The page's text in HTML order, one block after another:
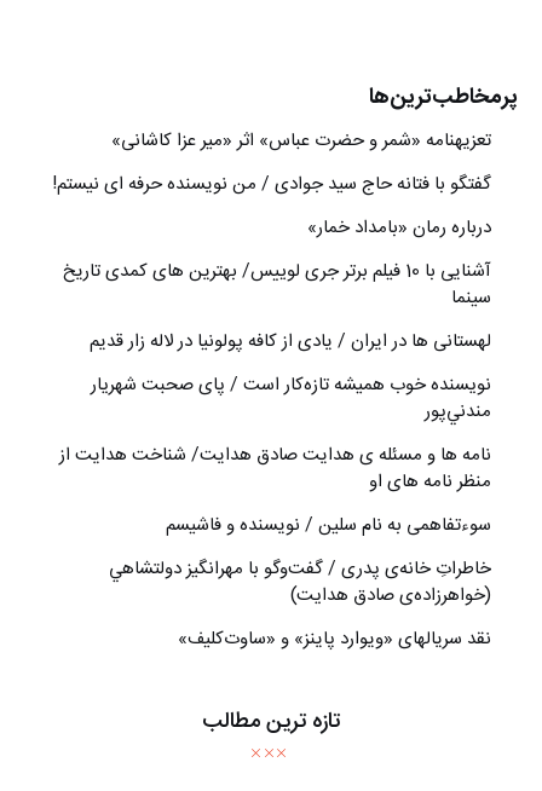
پرمخاطب‌ترین‌ها
تعزیه‎نامه‏ «شمر و حضرت عباس» اثر «میر عزا کاشانی»
گفتگو با فتانه حاج سید جوادی / من نویسنده حرفه ای نیستم!
درباره رمان «بامداد خمار»
آشنایی با 10 فیلم برتر جری لوییس/ بهترین های کمدی تاریخ
سینما
لهستانی ها در ایران / یادی از کافه پولونیا در لاله زار قدیم
نويسنده خوب هميشه تازه‌كار است / پای صحبت شهريار
مندني‌پور
نامه ها و مسئله ی هدایت صادق هدایت/ شناخت هدایت از
منظر نامه های او
سوءتفاهمی به نام سلین / نویسنده و فاشیسم
خاطراتِ خانه‌ی پدری / گفت‌وگو با مهرانگيز دولتشاهي
(خواهرزاده‌ی صادق هدايت)
نقد سریالهای «ویوارد پاینز» و «ساوت‌کلیف»
تازه ترین مطالب